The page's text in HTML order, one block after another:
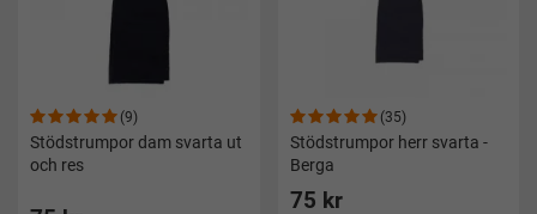
(9)
Stödstrumpor dam svarta ut
och res
(35)
Stödstrumpor herr svarta -
Berga
75 kr